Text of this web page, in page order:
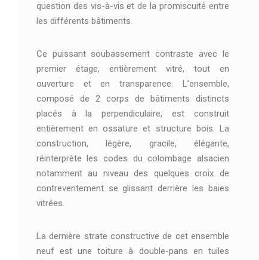
question des vis-à-vis et de la promiscuité entre
les différents bâtiments.
Ce puissant soubassement contraste avec le
premier étage, entièrement vitré, tout en
ouverture et en transparence. L’ensemble,
composé de 2 corps de bâtiments distincts
placés à la perpendiculaire, est construit
entièrement en ossature et structure bois. La
construction, légère, gracile, élégante,
réinterprète les codes du colombage alsacien
notamment au niveau des quelques croix de
contreventement se glissant derrière les baies
vitrées.
La dernière strate constructive de cet ensemble
neuf est une toiture à double-pans en tuiles